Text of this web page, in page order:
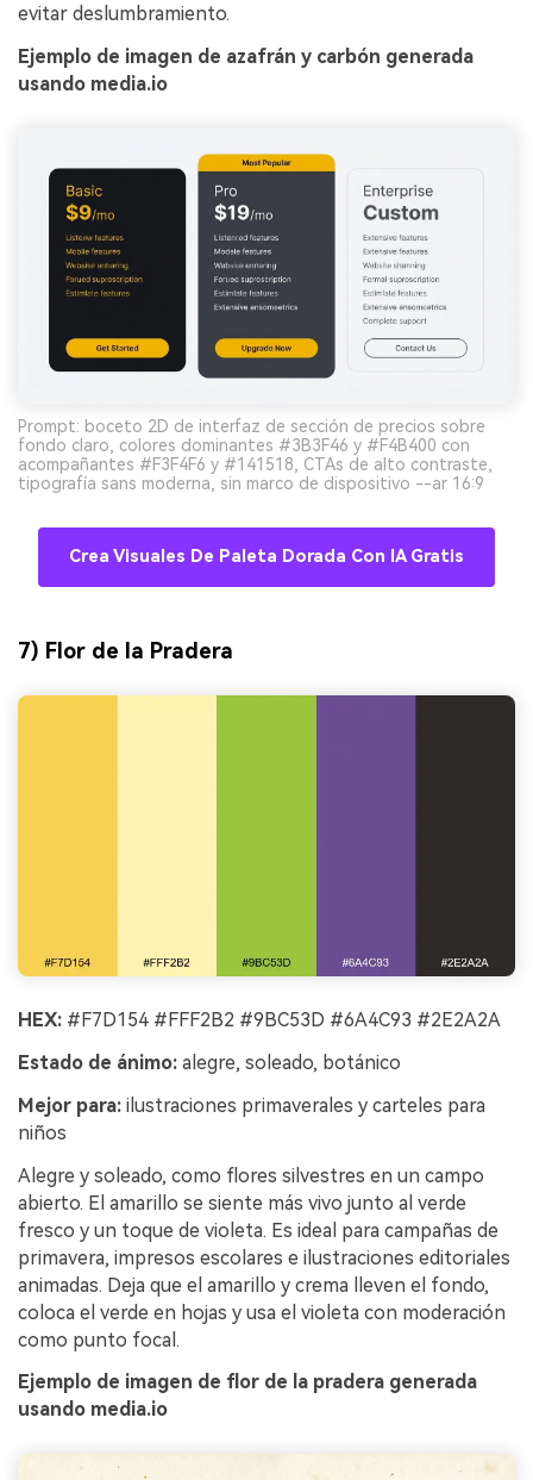
evitar deslumbramiento.
Ejemplo de imagen de azafrán y carbón generada
usando media.io
Prompt: boceto 2D de interfaz de sección de precios sobre
fondo claro, colores dominantes #3B3F46 y #F4B400 con
acompañantes #F3F4F6 y #141518, CTAs de alto contraste,
tipografía sans moderna, sin marco de dispositivo --ar 16:9
Crea Visuales De Paleta Dorada Con IA Gratis
7) Flor de la Pradera
HEX: #F7D154 #FFF2B2 #9BC53D #6A4C93 #2E2A2A
Estado de ánimo: alegre, soleado, botánico
Mejor para: ilustraciones primaverales y carteles para
niños
Alegre y soleado, como flores silvestres en un campo
abierto. El amarillo se siente más vivo junto al verde
fresco y un toque de violeta. Es ideal para campañas de
primavera, impresos escolares e ilustraciones editoriales
animadas. Deja que el amarillo y crema lleven el fondo,
coloca el verde en hojas y usa el violeta con moderación
como punto focal.
Ejemplo de imagen de flor de la pradera generada
usando media.io